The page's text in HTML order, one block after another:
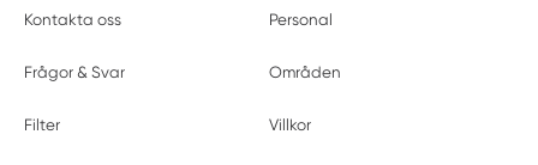
Kontakta oss Personal
Frågor & Svar Områden
Filter Villkor